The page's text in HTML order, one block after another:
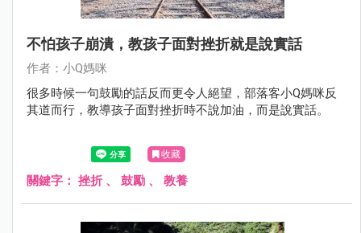
不怕孩子崩潰，教孩子面對挫折就是說實話
作者：小Q媽咪
很多時候一句鼓勵的話反而更令人絕望，部落客小Q媽咪反
其道而行，教導孩子面對挫折時不說加油，而是說實話。
收藏
關鍵字： 挫折 、 鼓勵 、 教養